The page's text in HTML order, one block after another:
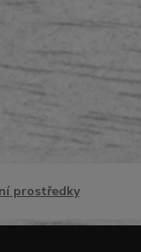
prostředky